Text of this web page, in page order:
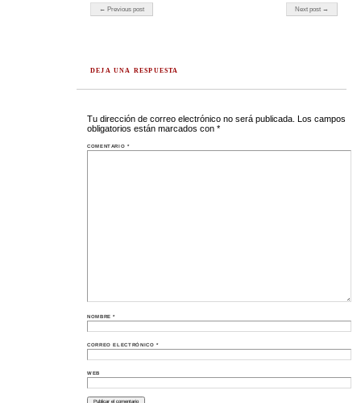
Post navigation
← Previous post Next post →
DEJA UNA RESPUESTA
Tu dirección de correo electrónico no será publicada. Los campos
obligatorios están marcados con *
COMENTARIO*
NOMBRE*
CORREO ELECTRÓNICO*
WEB